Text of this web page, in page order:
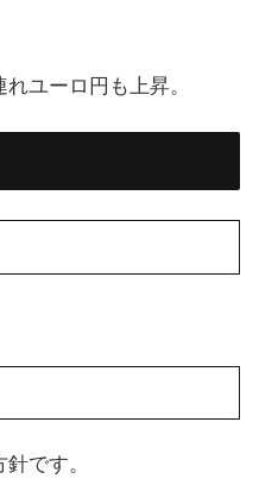
ユーロ円も上昇。
です。